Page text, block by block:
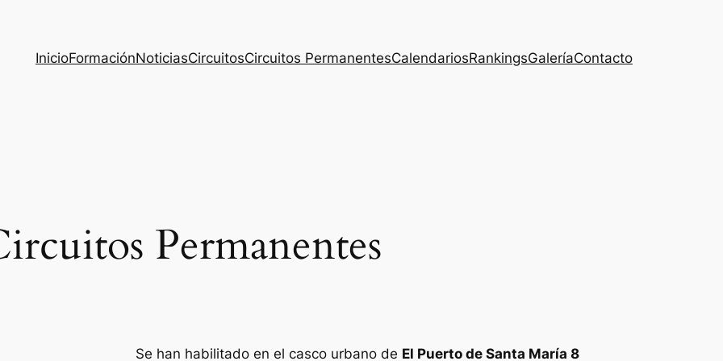
InicioFormaciónNoticiasCircuitosCircuitos PermanentesCalendariosRankingsGaleríaContacto
Permanentes
Se han habilitado en el casco urbano de El Puerto de Santa María 8